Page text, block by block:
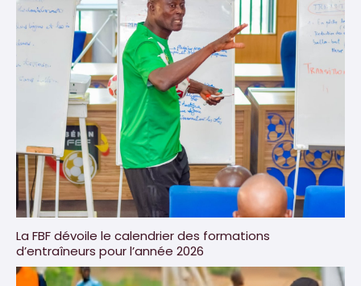
La FBF dévoile le calendrier des formations
d’entraîneurs pour l’année 2026